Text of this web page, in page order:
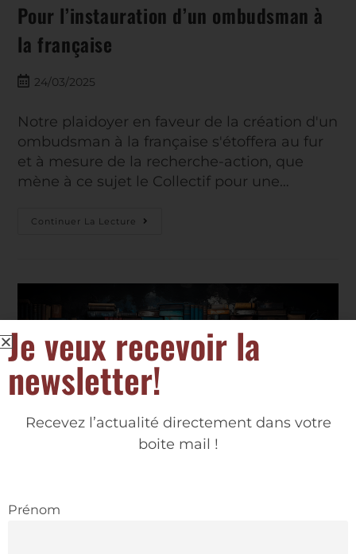
Pour l’instauration d’un ombudsman à
la française
24/03/2025
Notre plaidoyer en faveur de la création d'un
ombudsman à la française s'étoffera au fur
et à mesure de la recherche-action, que
mène à ce sujet le Collectif pour une…
Continuer La Lecture
Je veux recevoir la
newsletter!
Recevez l’actualité directement dans votre
boite mail !
Prénom